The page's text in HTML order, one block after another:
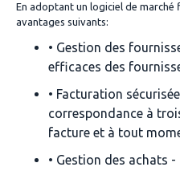
En adoptant un logiciel de marché
avantages suivants:
• Gestion des
efficaces des
• Facturation
correspondance à
facture et à tout
• Gestion des achats